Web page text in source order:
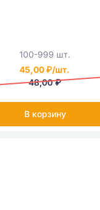
100-999 шт.
45,00 ₽/шт.
48,00 ₽
В корзину